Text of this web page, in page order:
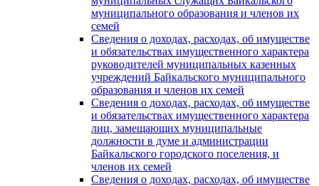
муниципального образования и членов их
семей
Сведения о доходах, расходах, об имуществе
и обязательствах имущественного характера
руководителей муниципальных казенных
учреждений Байкальского муниципального
образования и членов их семей
Сведения о доходах, расходах, об имуществе
и обязательствах имущественного характера
лиц, замещающих муниципальные
должности в думе и администрации
Байкальского городского поселения, и
членов их семей
Сведения о доходах, расходах, об имуществе